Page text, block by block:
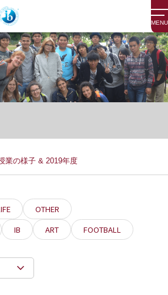
MENU
業の様子 & 2019年度
OTHER
IB ART FOOTBALL